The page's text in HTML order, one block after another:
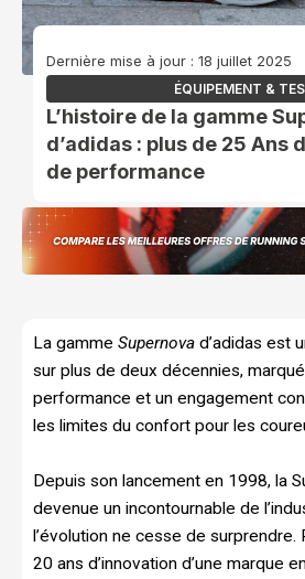
Dernière mise à jour : 18 juillet 2025
ÉQUIPEMENT &
L’histoire de la gamme
d’adidas : plus de 25 Ans
de performance
La gamme Supernova d’adidas est
sur plus de deux décennies,
performance et un engagement
les limites du confort pour les
Depuis son lancement en 1998, la
devenue un incontournable de
l’évolution ne cesse de surprendre.
20 ans d’innovation d’une marque